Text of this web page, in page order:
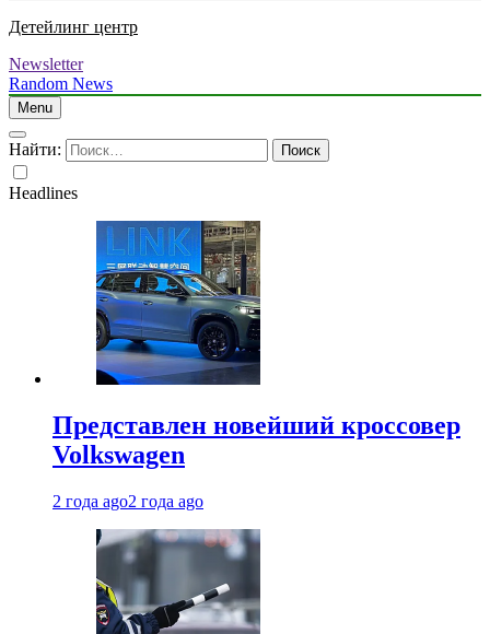
Детейлинг центр
Newsletter
Random News
Menu
Найти:
Headlines
Представлен новейший кроссовер
Volkswagen
2 года ago2 года ago